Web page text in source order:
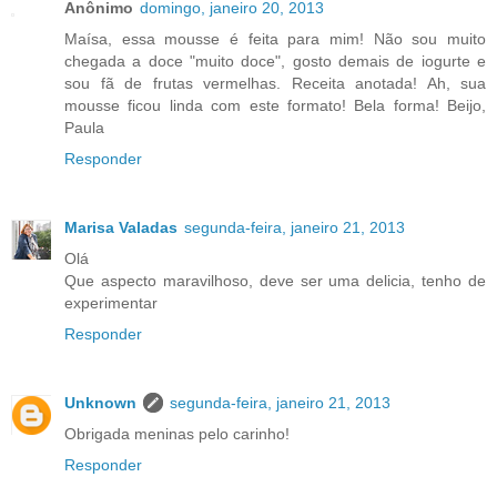
Anônimo domingo, janeiro 20, 2013
Maísa, essa mousse é feita para mim! Não sou muito
chegada a doce "muito doce", gosto demais de iogurte e
sou fã de frutas vermelhas. Receita anotada! Ah, sua
mousse ficou linda com este formato! Bela forma! Beijo,
Paula
Responder
Marisa Valadas segunda-feira, janeiro 21, 2013
Olá
Que aspecto maravilhoso, deve ser uma delicia, tenho de
experimentar
Responder
Unknown
segunda-feira, janeiro 21, 2013
Obrigada meninas pelo carinho!
Responder